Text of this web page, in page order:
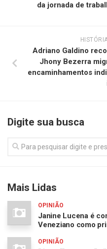
da jornada de
Adriano Galdino
Jhony Bezerra
encaminhamentos
Digite sua busca
Mais Lidas
OPINIÃO
Janine Lucena é
Veneziano como
OPINIÃO